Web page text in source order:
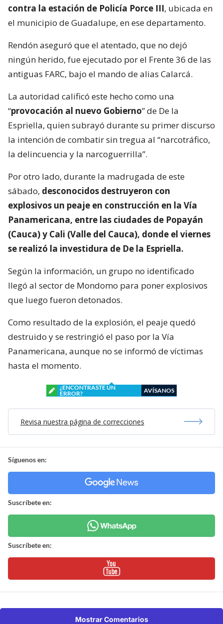
contra la estación de Policía Porce III, ubicada en
el municipio de Guadalupe, en ese departamento.
Rendón aseguró que el atentado, que no dejó
ningún herido, fue ejecutado por el Frente 36 de las
antiguas FARC, bajo el mando de alias Calarcá.
La autoridad calificó este hecho como una
“provocación al nuevo Gobierno” de De la
Espriella, quien subrayó durante su primer discurso
la intención de combatir sin tregua al “narcotráfico,
la delincuencia y la narcoguerrilla”.
Por otro lado, durante la madrugada de este
sábado, desconocidos destruyeron con
explosivos un peaje en construcción en la Vía
Panamericana, entre las ciudades de Popayán
(Cauca) y Cali (Valle del Cauca), donde el viernes
se realizó la investidura de De la Espriella.
Según la información, un grupo no identificado
llegó al sector de Mondomo para poner explosivos
que luego fueron detonados.
Como resultado de la explosión, el peaje quedó
destruido y se restringió el paso por la Vía
Panamericana, aunque no se informó de víctimas
hasta el momento.
¿ENCONTRASTE UN
ERROR?
AVÍSANOS
Revisa nuestra página de correcciones
Síguenos en:
Suscríbete en:
Suscríbete en:
Mostrar Comentarios